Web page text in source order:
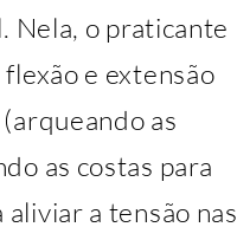
Nela, o praticante
e extensão
as
as costas para
a tensão nas